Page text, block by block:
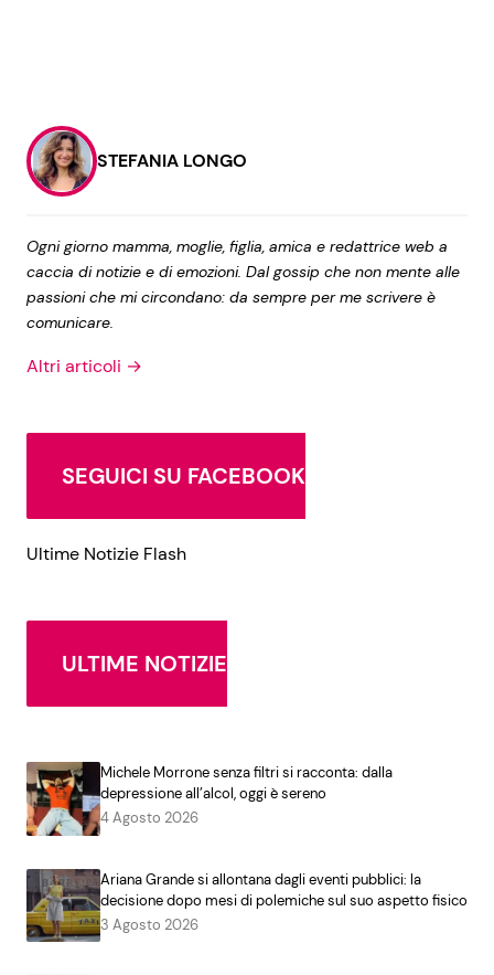
STEFANIA LONGO
Ogni giorno mamma, moglie, figlia, amica e redattrice web a
caccia di notizie e di emozioni. Dal gossip che non mente alle
passioni che mi circondano: da sempre per me scrivere è
comunicare.
Altri articoli →
SEGUICI SU FACEBOOK
Ultime Notizie Flash
ULTIME NOTIZIE
Michele Morrone senza filtri si racconta: dalla
depressione all’alcol, oggi è sereno
4 Agosto 2026
Ariana Grande si allontana dagli eventi pubblici: la
decisione dopo mesi di polemiche sul suo aspetto fisico
3 Agosto 2026